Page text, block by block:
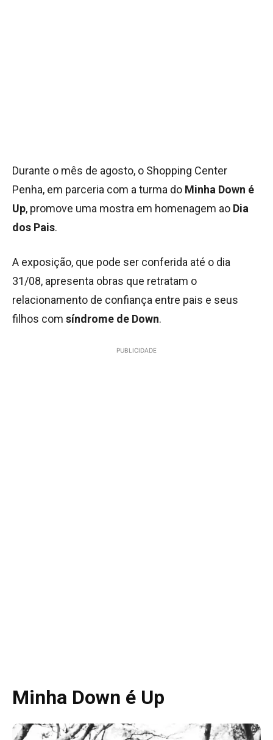
Durante o mês de agosto, o Shopping Center
Penha, em parceria com a turma do Minha Down é
Up, promove uma mostra em homenagem ao Dia
dos Pais.
A exposição, que pode ser conferida até o dia
31/08, apresenta obras que retratam o
relacionamento de confiança entre pais e seus
filhos com síndrome de Down.
PUBLICIDADE
Minha Down é Up